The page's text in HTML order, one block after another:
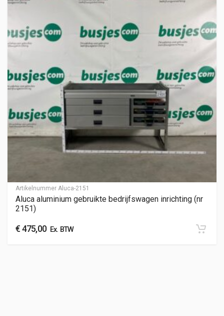
Artikelnummer Aluca-2151
Aluca aluminium gebruikte bedrijfswagen inrichting (nr
2151)
€475,00Ex. BTW